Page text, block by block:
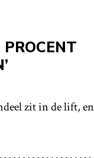
zit in de lift, en